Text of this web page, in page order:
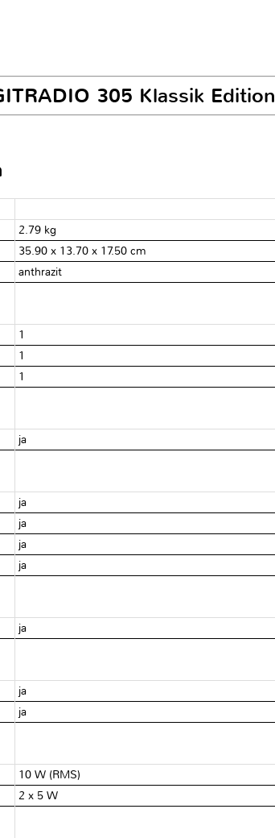
305 Klassik Edition
2.79 kg
35.90 x 13.70 x 17.50 cm
anthrazit
1
1
1
ja
ja
ja
ja
ja
ja
ja
ja
10 W (RMS)
2 x 5 W